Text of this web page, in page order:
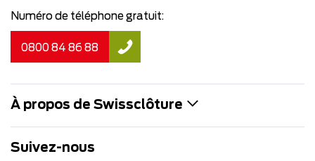
Numéro de téléphone gratuit:
0800 84 86 88
À propos de Swissclôture
Suivez-nous